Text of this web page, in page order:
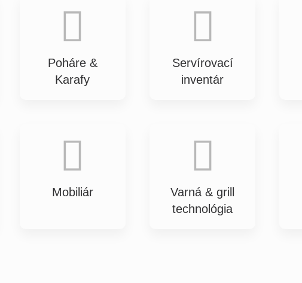
Poháre &
Karafy
Servírovací
inventár
Mobiliár
Varná & grill
technológia